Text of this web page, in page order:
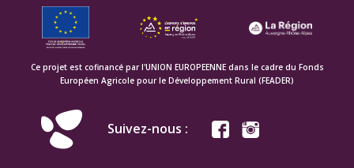
Ce projet est cofinancé par l'UNION EUROPEENNE dans le cadre du Fonds
Européen Agricole pour le Développement Rural (FEADER)
Suivez-nous :